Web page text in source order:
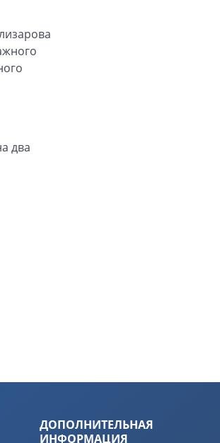
два
ДОПОЛНИТЕЛЬНАЯ
ИНФОРМАЦИЯ